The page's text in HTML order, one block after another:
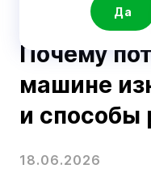
Да
Советы и лайфхаки
Почему
машине
и способы
18.06.2026